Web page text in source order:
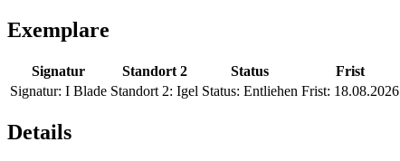
Exemplare
Signatur Standort 2 Status Frist
Signatur: I Blade Standort 2: Igel Status: Entliehen Frist: 18.08.2026
Details